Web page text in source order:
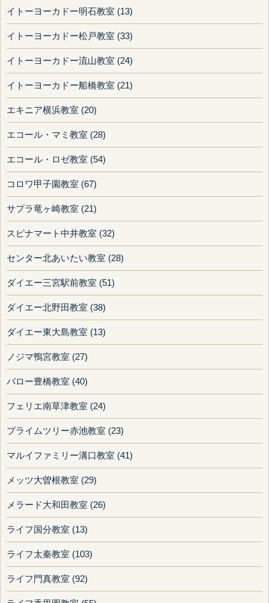
イトーヨーカドー明石教室 (13)
イトーヨーカドー松戸教室 (33)
イトーヨーカドー流山教室 (24)
イトーヨーカドー船橋教室 (21)
エキニア横浜教室 (20)
エコール・マミ教室 (28)
エコール・ロゼ教室 (54)
コロワ甲子園教室 (67)
サプラ竜ヶ崎教室 (21)
スピナマート中井教室 (32)
センター北あいたい教室 (28)
ダイエー三宮駅前教室 (51)
ダイエー北野田教室 (38)
ダイエー東大島教室 (13)
ノジマ鴨宮教室 (27)
バロー豊橋教室 (40)
フェリエ南草津教室 (24)
プライムツリー赤池教室 (23)
マルイファミリー溝口教室 (41)
メッツ大曽根教室 (29)
メラード大和田教室 (26)
ライフ国分教室 (13)
ライフ太秦教室 (103)
ライフ門真教室 (92)